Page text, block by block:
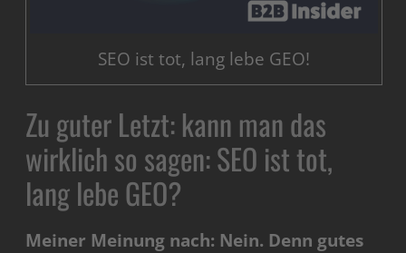
SEO ist tot, lang lebe GEO!
Zu guter Letzt: kann man das
wirklich so sagen: SEO ist tot,
lang lebe GEO?
Meiner Meinung nach: Nein. Denn gutes